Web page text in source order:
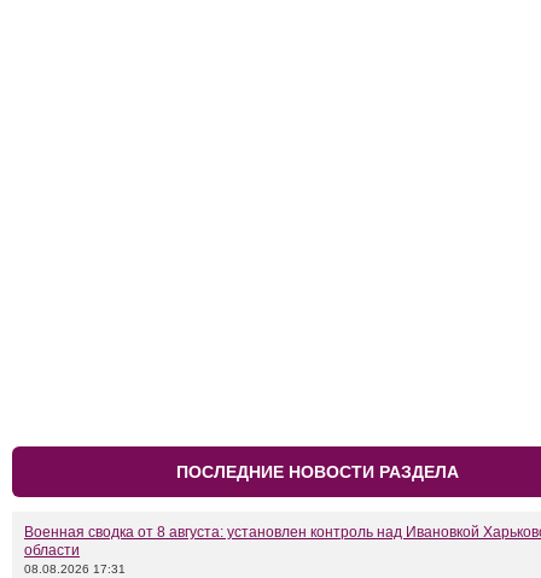
ПОСЛЕДНИЕ НОВОСТИ РАЗДЕЛА
Военная сводка от 8 августа: установлен контроль над Ивановкой
области
08.08.2026 17:31